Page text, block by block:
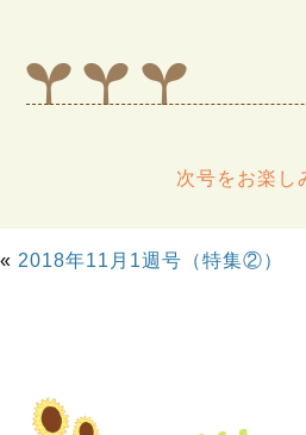
次号をお楽し
« 2018年11月1週号（特集②）